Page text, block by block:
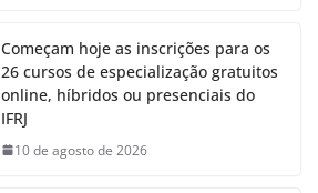
Começam hoje as inscrições para os
26 cursos de especialização gratuitos
online, híbridos ou presenciais do
IFRJ
10 de agosto de 2026